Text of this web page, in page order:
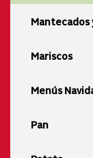
Mantecados
Mariscos
Menús
Pan